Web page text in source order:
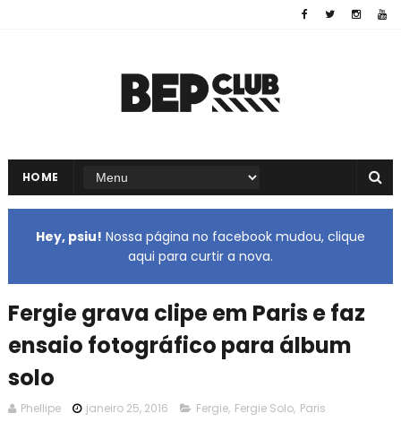
HOME
Hey, psiu! Nossa página no facebook mudou, clique
aqui para curtir a nova.
Fergie grava clipe em Paris e faz
ensaio fotográfico para álbum
solo
Phellipe janeiro 25, 2016 Fergie, Fergie Solo, Paris